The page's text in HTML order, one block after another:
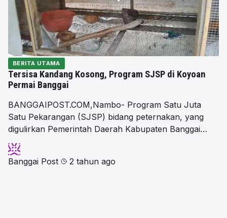
BERITA UTAMA
Tersisa Kandang Kosong, Program SJSP di Koyoan
Permai Banggai
BANGGAIPOST.COM,Nambo- Program Satu Juta
Satu Pekarangan (SJSP) bidang peternakan, yang
digulirkan Pemerintah Daerah Kabupaten Banggai…
Banggai Post 2 tahun ago